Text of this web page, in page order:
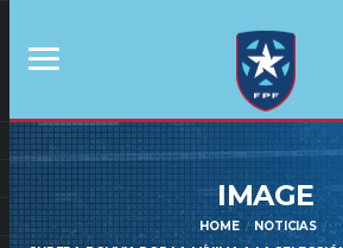
IMAGE
HOME
NOTICIAS